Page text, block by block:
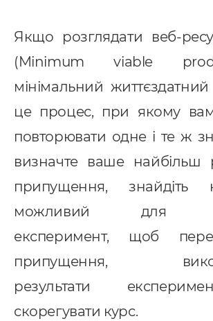
автоматизація
Якщо розглядати веб-
(Minimum viable
мінімальний
це процес, при якому
повторювати одне і те ж
визначте ваше найбільш
припущення, знайдіть
можливий для
експеримент, щоб
припущення,
результати
скорегувати курс.